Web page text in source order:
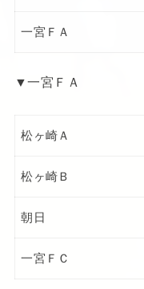
一宮ＦＡ
▼一宮ＦＡ
松ヶ崎Ａ
松ヶ崎Ｂ
朝日
一宮ＦＣ